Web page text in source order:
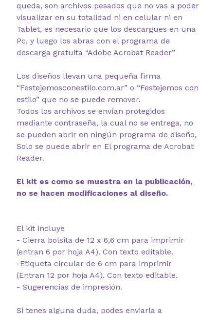
queda, son archivos pesados que no vas a poder
visualizar en su totalidad ni en celular ni en
Tablet, es necesario que los descargues en una
Pc, y luego los abras con el programa de
descarga gratuita “Adobe Acrobat Reader”
Los diseños llevan una pequeña firma
“Festejemosconestilo.com.ar” o “Festejemos con
estilo” que no se puede remover.
Todos los archivos se envían protegidos
mediante contraseña, la cual no se entrega, no
se pueden abrir en ningún programa de diseño,
Solo se puede abrir en El programa de Acrobat
Reader.
El kit es como se muestra en la publicación,
no se hacen modificaciones al diseño.
El kit incluye
- Cierra bolsita de 12 x 6,6 cm para imprimir
(entran 6 por hoja A4). Con texto editable.
-Etiqueta circular de 6 cm para imprimir
(Entran 12 por hoja A4). Con texto editable.
- Sugerencias de impresión.
Si tenes alguna duda, podes enviarla a